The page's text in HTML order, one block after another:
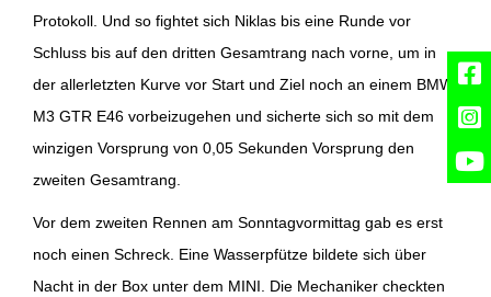
Protokoll. Und so fightet sich Niklas bis eine Runde vor
Schluss bis auf den dritten Gesamtrang nach vorne, um in
der allerletzten Kurve vor Start und Ziel noch an einem BMW
M3 GTR E46 vorbeizugehen und sicherte sich so mit dem
winzigen Vorsprung von 0,05 Sekunden Vorsprung den
zweiten Gesamtrang.
Vor dem zweiten Rennen am Sonntagvormittag gab es erst
noch einen Schreck. Eine Wasserpfütze bildete sich über
Nacht in der Box unter dem MINI. Die Mechaniker checkten